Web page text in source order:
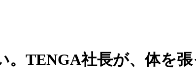
TENGA社長が、体を